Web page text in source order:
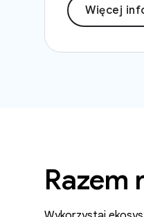
Więcej
Razem